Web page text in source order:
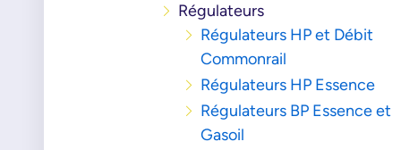
Régulateurs
Régulateurs HP et Débit
Commonrail
Régulateurs HP Essence
Régulateurs BP Essence et
Gasoil